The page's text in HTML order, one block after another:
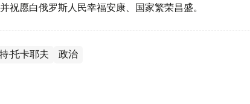
愿白俄罗斯人民幸福安康、国家繁荣昌盛。
·托卡耶夫 政治